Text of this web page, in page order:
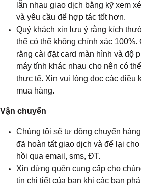
lẫn nhau giao dịch bằng kỹ xem
và yêu cầu để hợp tác tốt hơn.
Quý khách xin lưu ý rằng kích
thể có thể không chính xác
rằng cài đặt card màn hình và độ
máy tính khác nhau cho nên có
thực tế. Xin vui lòng đọc các điều
mua hàng.
Vận chuyển
Chúng tôi sẽ tự động chuyển
đã hoàn tất giao dịch và để lại
hồi qua email, sms, ĐT.
Xin đừng quên cung cấp cho
tin chi tiết của bạn khi các bạn